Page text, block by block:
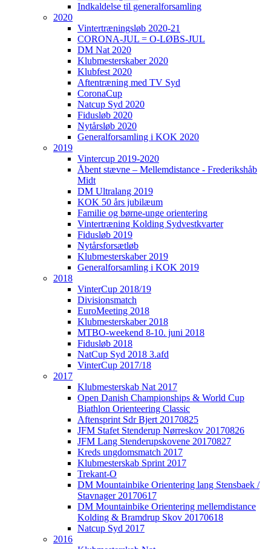
Indkaldelse til generalforsamling
2020
Vintertræningsløb 2020-21
CORONA-JUL = O-LØBS-JUL
DM Nat 2020
Klubmesterskaber 2020
Klubfest 2020
Aftentræning med TV Syd
CoronaCup
Natcup Syd 2020
Fidusløb 2020
Nytårsløb 2020
Generalforsamling i KOK 2020
2019
Vintercup 2019-2020
Åbent stævne – Mellemdistance - Frederikshåb
Midt
DM Ultralang 2019
KOK 50 års jubilæum
Familie og børne-unge orientering
Vintertræning Kolding Sydvestkvarter
Fidusløb 2019
Nytårsforsætløb
Klubmesterskaber 2019
Generalforsamling i KOK 2019
2018
VinterCup 2018/19
Divisionsmatch
EuroMeeting 2018
Klubmesterskaber 2018
MTBO-weekend 8-10. juni 2018
Fidusløb 2018
NatCup Syd 2018 3.afd
VinterCup 2017/18
2017
Klubmesterskab Nat 2017
Open Danish Championships & World Cup
Biathlon Orienteering Classic
Aftensprint Sdr Bjert 20170825
JFM Stafet Stenderup Nørreskov 20170826
JFM Lang Stenderupskovene 20170827
Kreds ungdomsmatch 2017
Klubmesterskab Sprint 2017
Trekant-O
DM Mountainbike Orientering lang Stensbaek /
Stavnager 20170617
DM Mountainbike Orientering mellemdistance
Kolding & Bramdrup Skov 20170618
Natcup Syd 2017
2016